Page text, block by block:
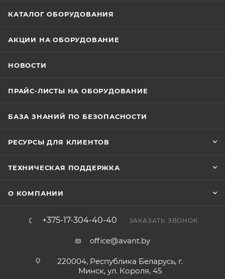
КАТАЛОГ ОБОРУДОВАНИЯ
АКЦИИ НА ОБОРУДОВАНИЕ
НОВОСТИ
ПРАЙС-ЛИСТЫ НА ОБОРУДОВАНИЕ
БАЗА ЗНАНИЙ ПО БЕЗОПАСНОСТИ
РЕСУРСЫ ДЛЯ КЛИЕНТОВ
ТЕХНИЧЕСКАЯ ПОДДЕРЖКА
О КОМПАНИИ
+375-17-304-40-40 ЗАКАЗАТЬ ЗВОНОК
office@avant.by
220004, Республика Беларусь, г.
Минск, ул. Короля, 45